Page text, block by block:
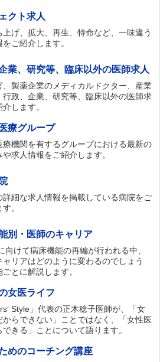
クト求人
上げ、拡大、再生、特命など、一味違う
ご紹介します。
業、研究等、臨床以外の医師求人
、製薬企業のメディカルドクター、産業
行政、企業、研究等、臨床以外の医師求
します。
療グループ
療機関を有するグループにおける最新の
求人情報をご紹介します。
詳細な求人情報を掲載している病院をご
。
別・医師のキャリア
向けて病床機能の再編が行われる中、
ャリアはどのように変わるのでしょう
とに解説します。
女医ライフ
Style」代表の正木稔子医師が、「女
からできない」ことではなく、「女性医
できる」ことについて語ります。
めのコーチング講座